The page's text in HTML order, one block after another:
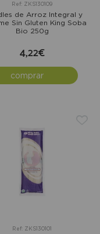
Ref: ZKS130109
de Arroz Integral y
Sin Gluten King Soba
Bio 250g
4,22€
comprar
Ref: ZKS130101